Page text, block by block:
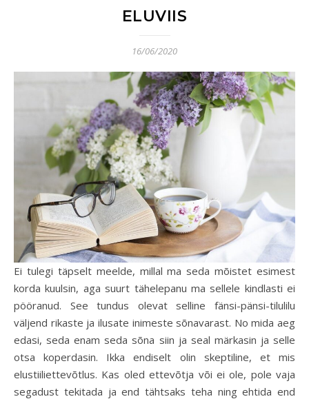
ELUVIIS
16/06/2020
Ei tulegi täpselt meelde, millal ma seda mõistet esimest
korda kuulsin, aga suurt tähelepanu ma sellele kindlasti ei
pööranud. See tundus olevat selline fänsi-pänsi-tilulilu
väljend rikaste ja ilusate inimeste sõnavarast. No mida aeg
edasi, seda enam seda sõna siin ja seal märkasin ja selle
otsa koperdasin. Ikka endiselt olin skeptiline, et mis
elustiiliettevõtlus. Kas oled ettevõtja või ei ole, pole vaja
segadust tekitada ja end tähtsaks teha ning ehtida end